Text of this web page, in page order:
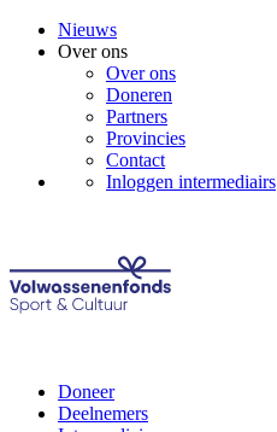
Nieuws
Over ons
Over ons
Doneren
Partners
Provincies
Contact
Inloggen intermediairs
Doneer
Deelnemers